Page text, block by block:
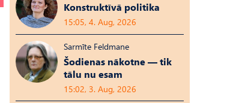
Konstruktīvā politika
15:05, 4. Aug, 2026
Sarmīte Feldmane
Šodienas nākotne — tik
tālu nu esam
15:02, 3. Aug, 2026